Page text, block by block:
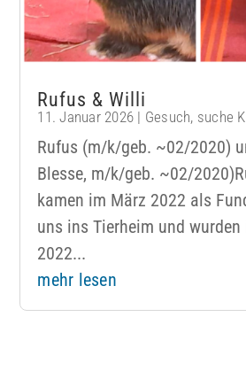
Rufus & Willi
11. Januar 2026 | Gesuch, suche
Rufus (m/k/geb. ~02/2020)
Blesse, m/k/geb. ~02/
kamen im März 2022 als
uns ins Tierheim und wurden
2022...
mehr lesen